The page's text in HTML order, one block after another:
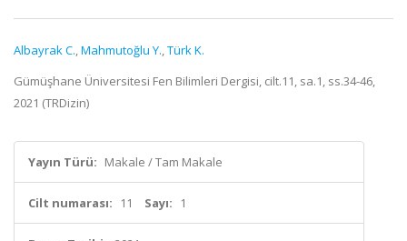
Albayrak C.,Mahmutoğlu Y.,Türk K.
Gümüşhane Üniversitesi Fen Bilimleri Dergisi, cilt.11, sa.1, ss.34-46,
2021 (TRDizin)
Yayın Türü: Makale / Tam Makale
Cilt numarası: 11 Sayı: 1